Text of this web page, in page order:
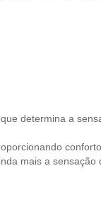
determina a
mais a